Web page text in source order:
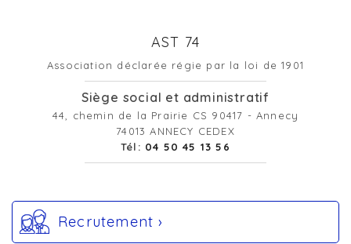
AST 74
Association déclarée régie par la loi de 1901
Siège social et administratif
44, chemin de la Prairie CS 90417 - Annecy
74013 ANNECY CEDEX
Tél: 04 50 45 13 56
Recrutement ›